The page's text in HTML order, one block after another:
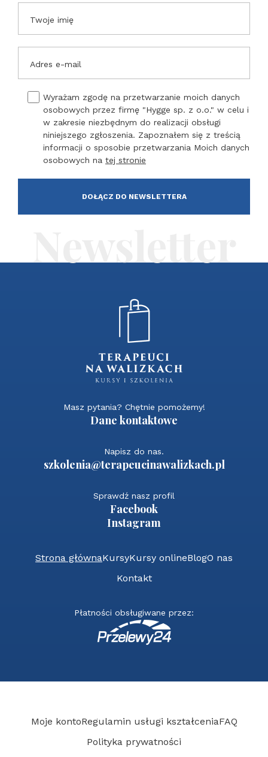
Twoje imię
Adres e-mail
Wyrażam zgodę na przetwarzanie moich danych
osobowych przez firmę "Hygge sp. z o.o." w celu i
w zakresie niezbędnym do realizacji obsługi
niniejszego zgłoszenia. Zapoznałem się z treścią
informacji o sposobie przetwarzania Moich danych
osobowych na tej stronie
Masz pytania? Chętnie pomożemy!
Dane kontaktowe
Napisz do nas.
szkolenia@terapeucinawalizkach.pl
Sprawdź nasz profil
Facebook
Instagram
Strona głównaKursyKursy onlineBlogO nas
Kontakt
Płatności obsługiwane przez:
Moje kontoRegulamin usługi kształceniaFAQ
Polityka prywatności